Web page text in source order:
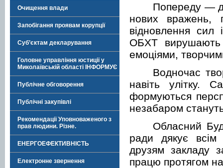
Очищення влади
Запобігання проявам корупції
Суб’єктам декларування
Головне управління юстиції у
Миколаївській області ІНФОРМУЄ
Публічне обговорення
Публічні закупівлі
Рекомендації Уповноваженого з
прав людини. Різне.
ЕНЕРГОЕФЕКТИВНІСТЬ
Електронне звернення
Попереду —
нових вражень,
відновлення сил
ОБХТ вирушають
емоціями,
Водночас
навіть улітку.
формуються
незабаром
Обласний
ради дякує всім
друзям закладу
працю протягом